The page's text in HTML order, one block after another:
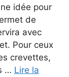
idée pour
de
avec
Pour ceux
crevettes,
… Lire la